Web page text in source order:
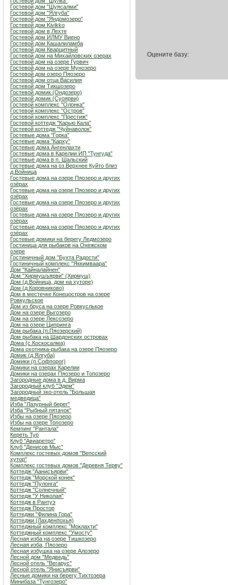
Гостевой дом "Шуясалми"
Гостевой дом "Ялгуба"
Гостевой дом "Яндомозеро"
Гостевой дом Kivikko
Гостевой дом в Лехте
Гостевой дом ИЛМУ Виено
Гостевой дом Кашалиламба
Гостевой дом Кварцитный
Гостевой дом на Михайловских озерах
Гостевой дом на озере Гурвич
Гостевой дом на озере Мунозеро
Гостевой дом озеро Пяозеро
Гостевой дом отца Василия
Гостевой дом Тикшозеро
Гостевой домик (Ондозеро)
Гостевой домик (Суоярви)
Гостевой комплекс "Олонка"
Гостевой комплекс "Остров"
Гостевой комплекс "Престиж"
Гостевой коттедж "Карью Кала"
Гостевой коттедж "Чуйнаволок"
Гостевые дома "Горка"
Гостевые дома "Карху"
Гостевые дома Ангенлахти
Гостевые дома в Карелии ИП "Тунгуда"
Гостевые дома в п. Шальский
Гостевые дома на оз.Верхнее Куйто близ
д.Войница
Гостевые дома на озере Пяозеро и других
озёрах
Гостевые дома на озере Пяозеро и других
озёрах
Гостевые дома на озере Пяозеро и других
озёрах
Гостевые дома на озере Пяозеро и других
озёрах
Гостевые дома на озере Пяозеро и других
озёрах
Гостевые домики на берегу Ледмозеро
Гостиница для рыбаков на Онежском
озере
Гостиничный дом "Бухта Радости"
Гостиничный комплекс "Яккимваара"
Дом "Кайналайнен"
Дом "Хирмушъярви" (Хирмуш)
Дом (д.Войница, дом на хуторе)
Дом (д.Коровниково)
Дом в местечке Конецостров на озере
Ровкульское
Дом из бруса на озере Ровкуслькое
Дом на озере Выгозеро
Дом на озере Лексозеро
Дом на озере Ципринга
Дом рыбака (п.Пяозерский)
Дом рыбака на Шардонских островах
Дома (с.Коскосалма)
Дома охотника-рыбака на озере Пяозеро
Домик (д.Ялгуба)
Домики (п.Софпорог)
Домики на озерах Карелии
Домики на озерах Пяозеро и Топозеро
Загородные дома в д. Вирма
Загородный клуб "Эдем"
Загородный эко-отель "Большая
медведица"
Изба "Лазурный берег"
Изба "Рыбный пятачок"
Избы на озере Пяозеро
Избы на озере Топозеро
Кемпинг "Рантала"
Кереть Тур
Клуб "Авиаретро"
Клуб "Денисов Мыс"
Комплекс гостевых домов "Вепсский
хутор"
Комплекс гостевых домов "Деревня Терву"
Коттедж "Аанисъярви"
Коттедж "Морской конек"
Коттедж "Пулонга"
Коттедж "Солнечный"
Коттедж "У Николая"
Коттедж в Рантуэ
Коттедж Простор
Коттеджи "Филина Гора"
Коттеджи (Лахденпохья)
Коттеджный комплекс "Мoклахти"
Коттеджный комплекс "Умосту"
Лесная изба на озере Тишкозеро
Лесная изба, Пяозеро
Лесная избушка на озере Алозеро
Лесной дом "Медведь"
Лесной отель "Вегарус"
Лесной отель "Янисъярви"
Лесные домики на берегу Тихтозера
Минибаза "Тунгозеро"
Оцените базу: